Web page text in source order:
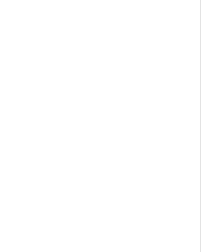
略坚定看多。
避免情绪干扰，
略与市场低相